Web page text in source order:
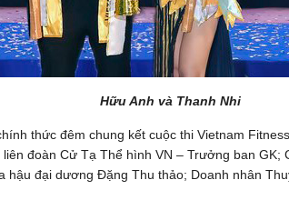
Hữu Anh và Thanh Nhi
thức đêm chung kết cuộc thi Vietnam
đoàn Cử Tạ Thể hình VN – Trưởng ban GK;
hậu đại dương Đặng Thu thảo; Doanh nhân